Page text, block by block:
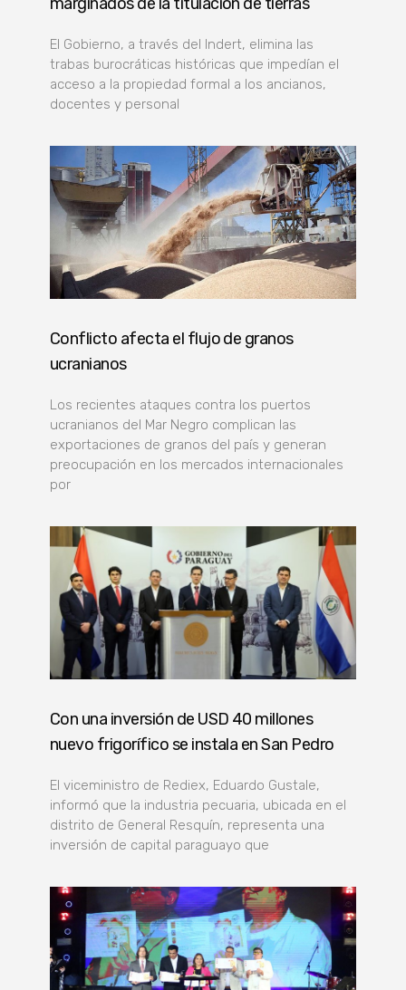
El Gobierno, a través del Indert, elimina las
trabas burocráticas históricas que impedían el
acceso a la propiedad formal a los ancianos,
docentes y personal
Conflicto afecta el flujo de granos
ucranianos
Los recientes ataques contra los puertos
ucranianos del Mar Negro complican las
exportaciones de granos del país y generan
preocupación en los mercados internacionales
por
Con una inversión de USD 40 millones
nuevo frigorífico se instala en San Pedro
El viceministro de Rediex, Eduardo Gustale,
informó que la industria pecuaria, ubicada en el
distrito de General Resquín, representa una
inversión de capital paraguayo que